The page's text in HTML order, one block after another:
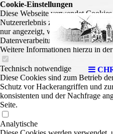
Cookie-Einstellungen
Diese Webseite verwendet
Nutzererlebnis zu bieten.
nur angezeigt, wenn die
Datenverarbeitung kann dann
Weitere Informationen hierzu in
Technisch notwendige
Diese Cookies sind zum Betrieb
Schutz vor Hackerangriffen und
konsistenten und der Nachfrage
Seite.
Analytische